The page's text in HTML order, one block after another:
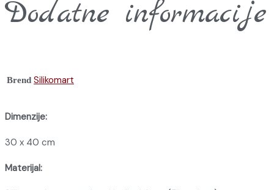
Dodatne informacije
Brend Silikomart
Dimenzije:
30 x 40 cm
Materijal: